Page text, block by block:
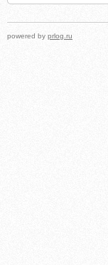
powered by prlog.ru